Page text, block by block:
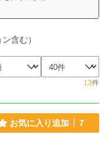
含む）
13件
お気に入り追加 7